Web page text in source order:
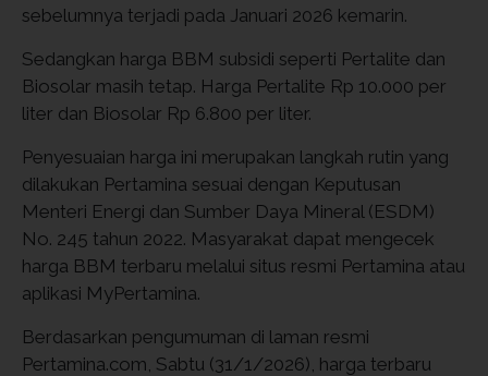
sebelumnya terjadi pada Januari 2026 kemarin.
Sedangkan harga BBM subsidi seperti Pertalite dan
Biosolar masih tetap. Harga Pertalite Rp 10.000 per
liter dan Biosolar Rp 6.800 per liter.
Penyesuaian harga ini merupakan langkah rutin yang
dilakukan Pertamina sesuai dengan Keputusan
Menteri Energi dan Sumber Daya Mineral (ESDM)
No. 245 tahun 2022. Masyarakat dapat mengecek
harga BBM terbaru melalui situs resmi Pertamina atau
aplikasi MyPertamina.
Berdasarkan pengumuman di laman resmi
Pertamina.com, Sabtu (31/1/2026), harga terbaru